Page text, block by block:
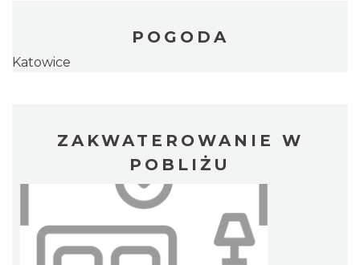
POGODA
Katowice
ZAKWATEROWANIE W
POBLIŻU